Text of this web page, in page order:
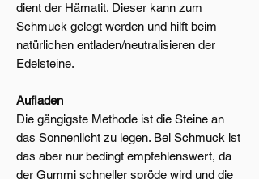
dient der Hämatit. Dieser kann zum
Schmuck gelegt werden und hilft beim
natürlichen entladen/neutralisieren der
Edelsteine.
Aufladen
Die gängigste Methode ist die Steine an
das Sonnenlicht zu legen. Bei Schmuck ist
das aber nur bedingt empfehlenswert, da
der Gummi schneller spröde wird und die